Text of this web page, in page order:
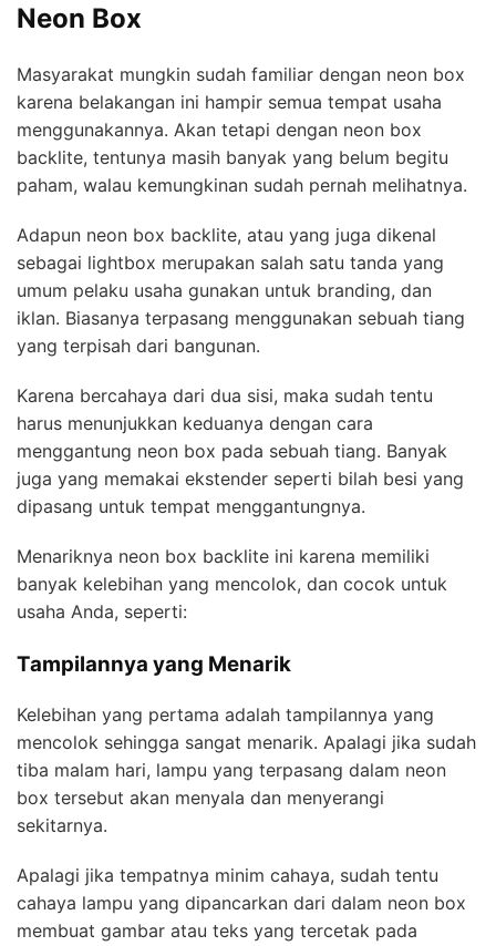
Neon Box
Masyarakat mungkin sudah familiar dengan neon box
karena belakangan ini hampir semua tempat usaha
menggunakannya. Akan tetapi dengan neon box
backlite, tentunya masih banyak yang belum begitu
paham, walau kemungkinan sudah pernah melihatnya.
Adapun neon box backlite, atau yang juga dikenal
sebagai lightbox merupakan salah satu tanda yang
umum pelaku usaha gunakan untuk branding, dan
iklan. Biasanya terpasang menggunakan sebuah tiang
yang terpisah dari bangunan.
Karena bercahaya dari dua sisi, maka sudah tentu
harus menunjukkan keduanya dengan cara
menggantung neon box pada sebuah tiang. Banyak
juga yang memakai ekstender seperti bilah besi yang
dipasang untuk tempat menggantungnya.
Menariknya neon box backlite ini karena memiliki
banyak kelebihan yang mencolok, dan cocok untuk
usaha Anda, seperti:
Tampilannya yang Menarik
Kelebihan yang pertama adalah tampilannya yang
mencolok sehingga sangat menarik. Apalagi jika sudah
tiba malam hari, lampu yang terpasang dalam neon
box tersebut akan menyala dan menyerangi
sekitarnya.
Apalagi jika tempatnya minim cahaya, sudah tentu
cahaya lampu yang dipancarkan dari dalam neon box
membuat gambar atau teks yang tercetak pada